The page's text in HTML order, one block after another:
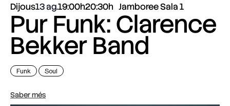
Dijous13 ag.19:00h20:30h Jamboree Sala 1
Pur Funk: Clarence
Bekker Band
Funk Soul
Saber més